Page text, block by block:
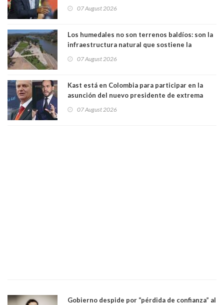
07 August 2026
Los humedales no son terrenos baldíos: son la
infraestructura natural que sostiene la
07 August 2026
Kast está en Colombia para participar en la
asunción del nuevo presidente de extrema
07 August 2026
Gobierno despide por “pérdida de confianza” al